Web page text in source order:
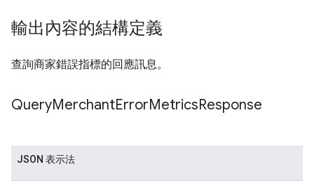
輸出內容的結構定義
查詢商家錯誤指標的回應訊息。
QueryMerchantErrorMetricsResponse
JSON 表示法